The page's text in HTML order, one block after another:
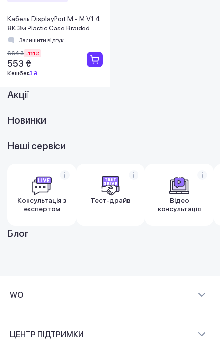
Кабель DisplayPort M - M V1.4
8K 3м Plastic Case Braided
Cable DP114 UGREEN Чорний
Залишити відгук
664 ₴ -111 ₴
553 ₴
Кешбек3 ₴
Акції
Новинки
Наші сервіси
Консультація з
експертом
Тест-драйв
Відео
консультація
Блог
WO
ЦЕНТР ПІДТРИМКИ